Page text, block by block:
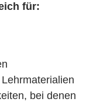
für:
bei denen